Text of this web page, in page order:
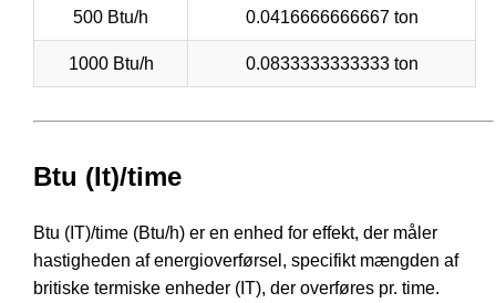
500 Btu/h 0.0416666666667 ton
1000 Btu/h 0.0833333333333 ton
Btu (It)/time
Btu (IT)/time (Btu/h) er en enhed for effekt, der måler
hastigheden af energioverførsel, specifikt mængden af
britiske termiske enheder (IT), der overføres pr. time.